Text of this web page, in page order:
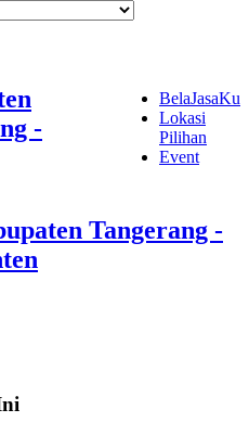
-
BelaJasaKu
Lokasi
Pilihan
Event
Tangerang -